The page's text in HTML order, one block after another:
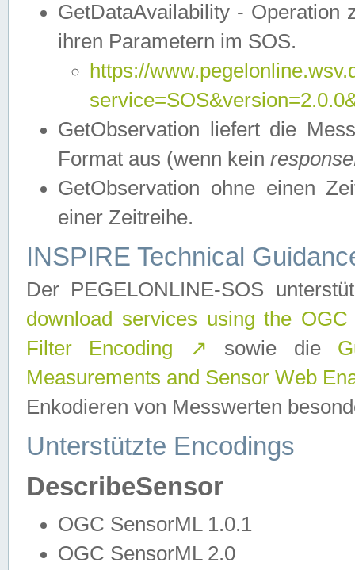
GetDataAvailability - Operation
ihren Parametern im SOS.
https://
GetObservation liefert die
Format aus (wenn kein
GetObservation ohne einen
einer Zeitreihe.
INSPIRE Technical
Der PEGELONLINE-SOS
download services using the
Filter Encoding
↗ sowie die
Measurements and Sensor Web
Enkodieren von Messwerten
Unterstützte Encodings
DescribeSensor
OGC SensorML 1.0.1
OGC SensorML 2.0